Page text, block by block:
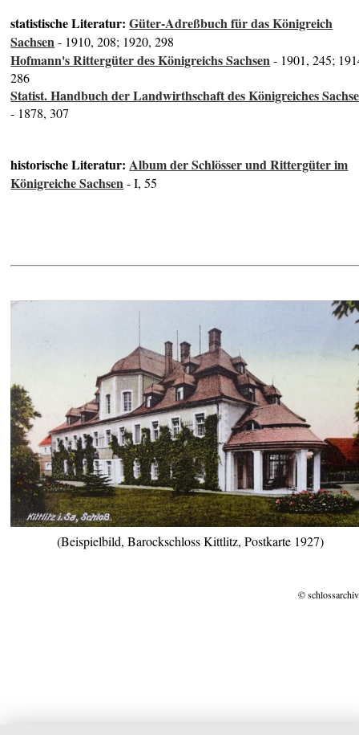
statistische Literatur:Güter-Adreßbuch für das Königreich
Sachsen- 1910, 208; 1920, 298
Hofmann's Rittergüter des Königreichs Sachsen- 1901, 245;
286
Statist. Handbuch der Landwirthschaft des Königreiches
- 1878, 307
historische Literatur:Album der Schlösser und Rittergüter im
Königreiche Sachsen- I, 55
(Beispielbild, Barockschloss Kittlitz, Postkarte 1927)
©